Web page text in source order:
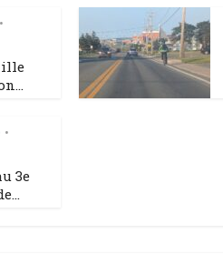
•
•
3e